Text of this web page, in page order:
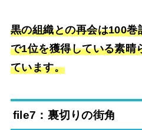
黒の組織との再会は100
で1位を獲得している素晴
ています。
file7：裏切りの街角